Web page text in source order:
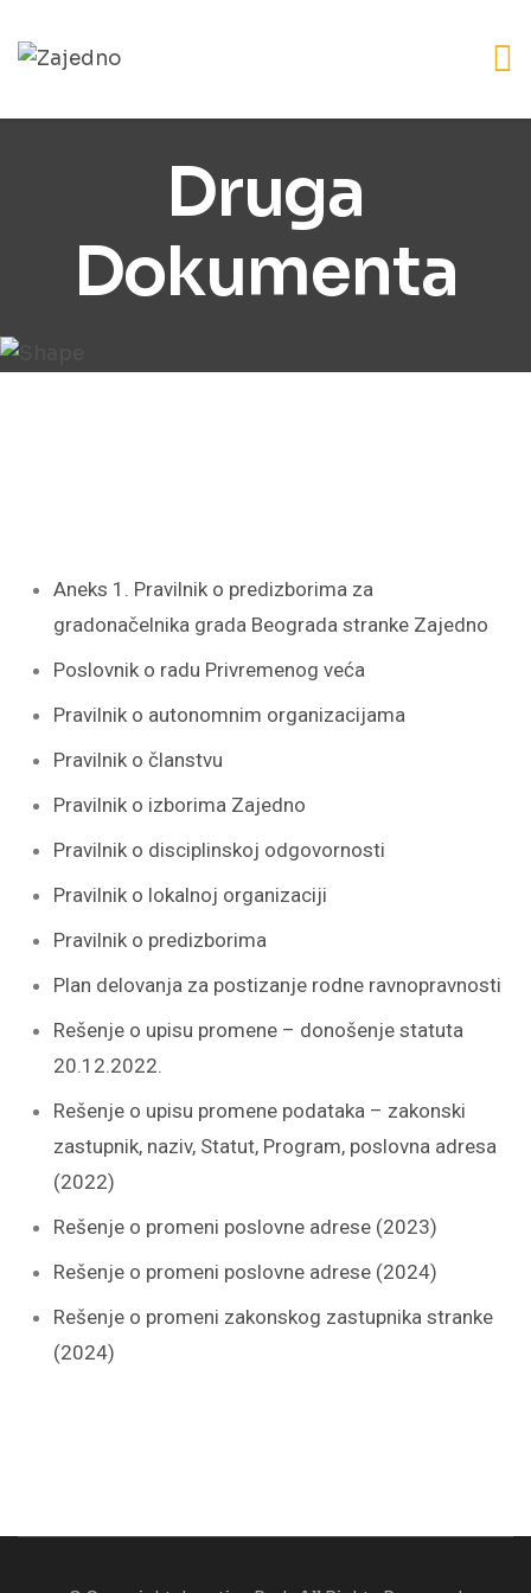
Druga
Dokumenta
Aneks 1. Pravilnik o predizborima za
gradonačelnika grada Beograda stranke Zajedno
Poslovnik o radu Privremenog veća
Pravilnik o autonomnim organizacijama
Pravilnik o članstvu
Pravilnik o izborima Zajedno
Pravilnik o disciplinskoj odgovornosti
Pravilnik o lokalnoj organizaciji
Pravilnik o predizborima
Plan delovanja za postizanje rodne ravnopravnosti
Rešenje o upisu promene – donošenje statuta
20.12.2022.
Rešenje o upisu promene podataka – zakonski
zastupnik, naziv, Statut, Program, poslovna adresa
(2022)
Rešenje o promeni poslovne adrese (2023)
Rešenje o promeni poslovne adrese (2024)
Rešenje o promeni zakonskog zastupnika stranke
(2024)